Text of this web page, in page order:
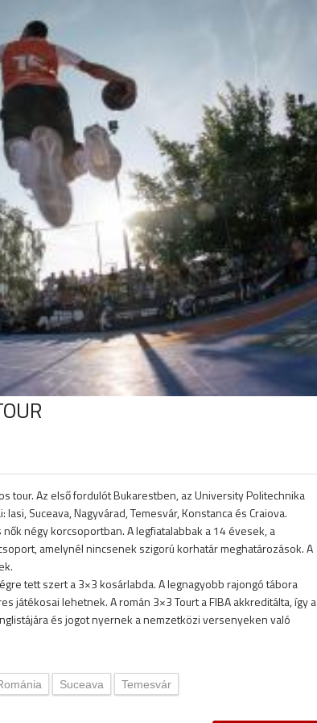
tour. Az első fordulót Bukarestben, az University Politechnika
Suceava, Nagyvárad, Temesvár, Konstanca és Craiova.
négy korcsoportban. A legfiatalabbak a 14 évesek, a
amelynél nincsenek szigorú korhatár meghatározások. A
tett szert a 3×3 kosárlabda. A legnagyobb rajongó tábora
játékosai lehetnek. A román 3×3 Tourt a FIBA akkreditálta, így a
és jogot nyernek a nemzetközi versenyeken való
Suceava
Temesvár